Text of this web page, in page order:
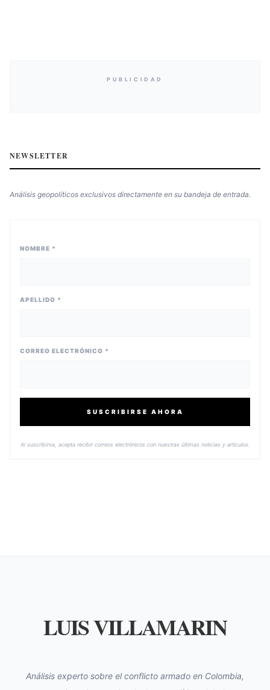
PUBLICIDAD
NEWSLETTER
Análisis geopolíticos exclusivos directamente en su bandeja de entrada.
NOMBRE *
APELLIDO *
CORREO ELECTRÓNICO *
SUSCRIBIRSE AHORA
Al suscribirse, acepta recibir correos electrónicos con nuestras últimas noticias y artículos.
LUIS VILLAMARIN
Análisis experto sobre el conflicto armado en Colombia,